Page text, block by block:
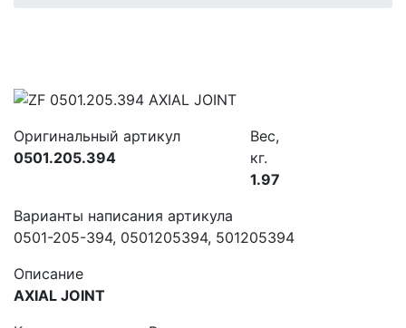
Оригинальный артикул
0501.205.394
Вес,
кг.
1.97
Варианты написания артикула
0501-205-394, 0501205394, 501205394
Описание
AXIAL JOINT